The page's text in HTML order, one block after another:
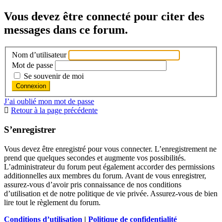
Vous devez être connecté pour citer des
messages dans ce forum.
Nom d’utilisateur
Mot de passe
Se souvenir de moi
J’ai oublié mon mot de passe
Retour à la page précédente
S’enregistrer
Vous devez être enregistré pour vous connecter. L’enregistrement ne
prend que quelques secondes et augmente vos possibilités.
L’administrateur du forum peut également accorder des permissions
additionnelles aux membres du forum. Avant de vous enregistrer,
assurez-vous d’avoir pris connaissance de nos conditions
d’utilisation et de notre politique de vie privée. Assurez-vous de bien
lire tout le règlement du forum.
Conditions d’utilisation | Politique de confidentialité